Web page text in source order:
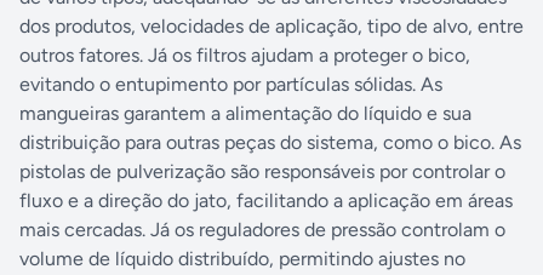
dos produtos, velocidades de aplicação, tipo de alvo, entre
outros fatores. Já os filtros ajudam a proteger o bico,
evitando o entupimento por partículas sólidas. As
mangueiras garantem a alimentação do líquido e sua
distribuição para outras peças do sistema, como o bico. As
pistolas de pulverização são responsáveis por controlar o
fluxo e a direção do jato, facilitando a aplicação em áreas
mais cercadas. Já os reguladores de pressão controlam o
volume de líquido distribuído, permitindo ajustes no